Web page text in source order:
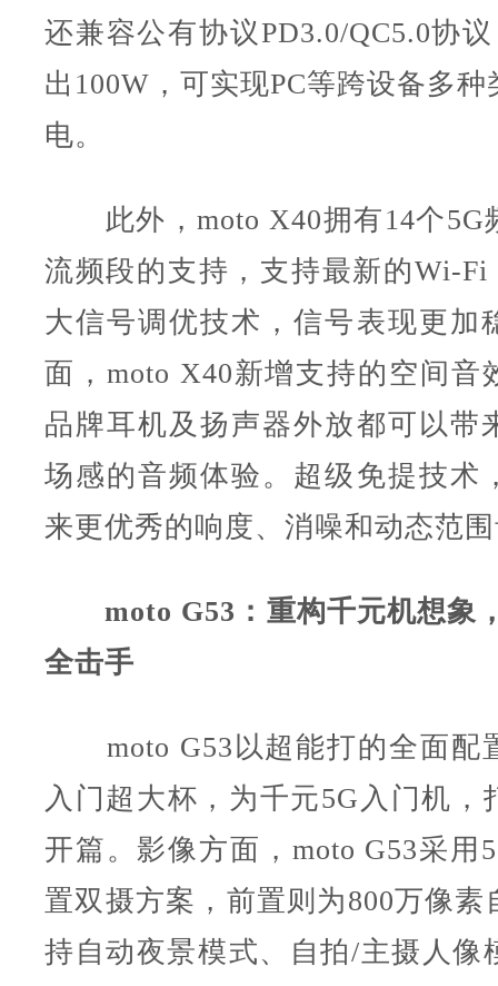
还兼容公有协议PD3.0/QC5.0协
出100W，可实现PC等跨设备多
电。
此外，moto X40拥有14个5G
流频段的支持，支持最新的Wi-Fi
大信号调优技术，信号表现更加
面，moto X40新增支持的空间音
品牌耳机及扬声器外放都可以带
场感的音频体验。超级免提技术
来更优秀的响度、消噪和动态范
moto G53：重构千元机想象
全击手
moto G53以超能打的全面配
入门超大杯，为千元5G入门机，
开篇。影像方面，moto G53采用
置双摄方案，前置则为800万像素
持自动夜景模式、自拍/主摄人像